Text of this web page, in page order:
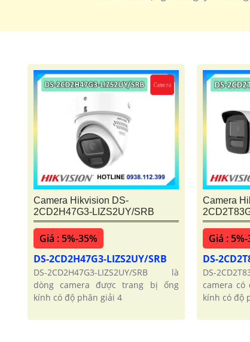
Camera Hikvision DS-
2CD2H47G3-LIZS2UY/SRB
Giá : 5%-35%
DS-2CD2H47G3-LIZS2UY/SRB
DS-2CD2H47G3-LIZS2UY/SRB là
dòng camera được trang bị ống
kính có độ phân giải 4
Camera
Giá :
DS-
DS-
camera
kính có độ